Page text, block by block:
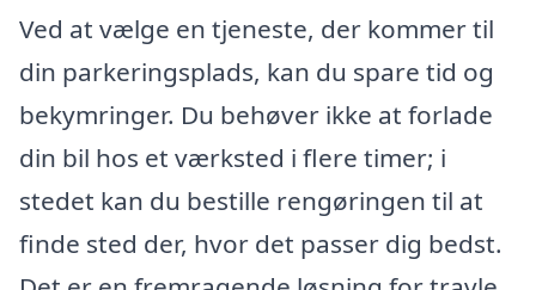
Ved at vælge en tjeneste, der kommer til
din parkeringsplads, kan du spare tid og
bekymringer. Du behøver ikke at forlade
din bil hos et værksted i flere timer; i
stedet kan du bestille rengøringen til at
finde sted der, hvor det passer dig bedst.